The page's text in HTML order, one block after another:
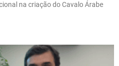
na criação do Cavalo Árabe